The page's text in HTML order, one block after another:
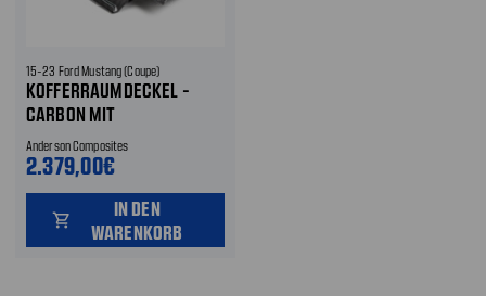
15-23 Ford Mustang (Coupe)
KOFFERRAUMDECKEL -
CARBON MIT
INTEGRIERTEM SPOILER
Anderson Composites
2.379,00€
shopping_cart
IN DEN
WARENKORB